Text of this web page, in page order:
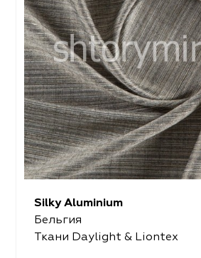
Silky Aluminium
Бельгия
Ткани Daylight & Liontex